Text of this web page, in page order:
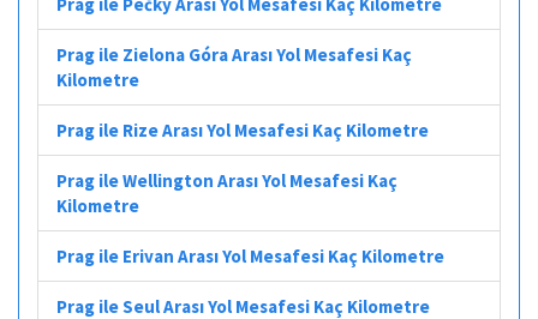
Prag ile Zielona Góra Arası Yol Mesafesi Kaç
Kilometre
Prag ile Rize Arası Yol Mesafesi Kaç Kilometre
Prag ile Wellington Arası Yol Mesafesi Kaç
Kilometre
Prag ile Erivan Arası Yol Mesafesi Kaç Kilometre
Prag ile Seul Arası Yol Mesafesi Kaç Kilometre